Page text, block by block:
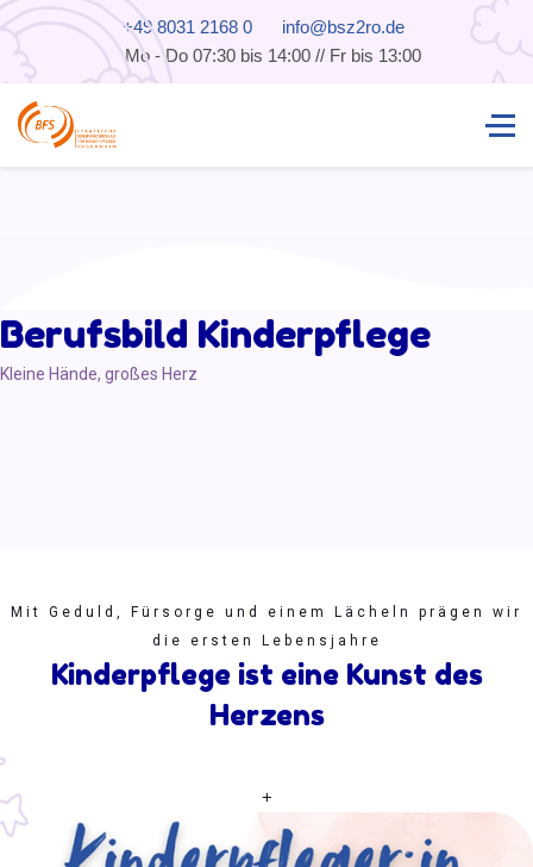
+49 8031 2168 0
info@bsz2ro.de
Mo - Do 07:30 bis 14:00 // Fr bis 13:00
Berufsbild Kinderpflege
Kleine Hände, großes Herz
Mit Geduld, Fürsorge und einem Lächeln prägen wir
die ersten Lebensjahre
Kinderpflege ist eine Kunst des
Herzens
+